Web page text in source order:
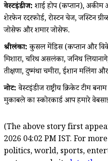
वेस्टइंडीज: शाई होप (कप्तान), अकीम
शेरफेन रदरफोर्ड, रोस्टन चेज, जस्टिन
जोसेफ और शमार जोसेफ.
श्रीलंका:कुसल मेंडिस (कप्तान और
मिशारा, चरिथ असलंका, जनिथ
तीक्षणा, दुष्मंथा चमीरा, ईशान मलिंगा
नोट:वेस्टइंडीज राष्ट्रीय क्रिकेट टीम
मुकाबले का स्कोरकार्ड आप हमारे
(The above story first
2026 04:02 PM IST. For
politics, world, sports,